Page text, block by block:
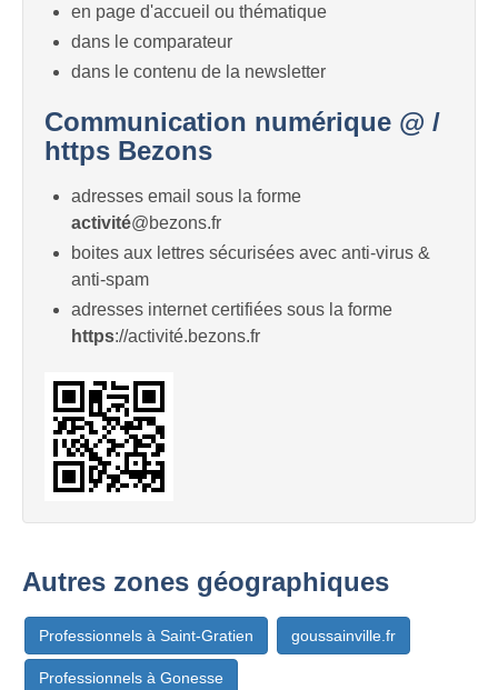
en page d'accueil ou thématique
dans le comparateur
dans le contenu de la newsletter
Communication numérique @ /
https Bezons
adresses email sous la forme
activité@bezons.fr
boites aux lettres sécurisées avec anti-virus &
anti-spam
adresses internet certifiées sous la forme
https://activité.bezons.fr
Autres zones géographiques
Professionnels à Saint-Gratien goussainville.fr
Professionnels à Gonesse